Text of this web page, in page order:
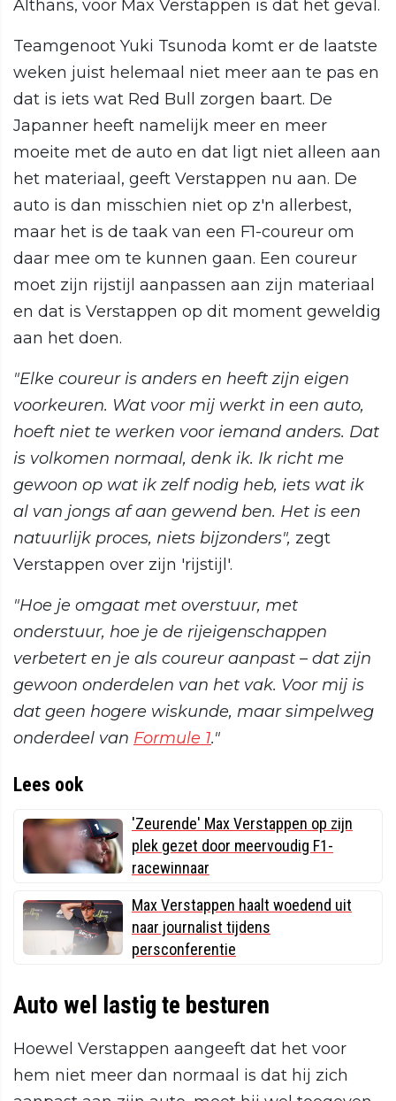
Althans, voor Max Verstappen is dat het geval.
Teamgenoot Yuki Tsunoda komt er de laatste
weken juist helemaal niet meer aan te pas en
dat is iets wat Red Bull zorgen baart. De
Japanner heeft namelijk meer en meer
moeite met de auto en dat ligt niet alleen aan
het materiaal, geeft Verstappen nu aan. De
auto is dan misschien niet op z'n allerbest,
maar het is de taak van een F1-coureur om
daar mee om te kunnen gaan. Een coureur
moet zijn rijstijl aanpassen aan zijn materiaal
en dat is Verstappen op dit moment geweldig
aan het doen.
"Elke coureur is anders en heeft zijn eigen
voorkeuren. Wat voor mij werkt in een auto,
hoeft niet te werken voor iemand anders. Dat
is volkomen normaal, denk ik. Ik richt me
gewoon op wat ik zelf nodig heb, iets wat ik
al van jongs af aan gewend ben. Het is een
natuurlijk proces, niets bijzonders", zegt
Verstappen over zijn 'rijstijl'.
"Hoe je omgaat met overstuur, met
onderstuur, hoe je de rijeigenschappen
verbetert en je als coureur aanpast – dat zijn
gewoon onderdelen van het vak. Voor mij is
dat geen hogere wiskunde, maar simpelweg
onderdeel van Formule 1."
Lees ook
'Zeurende' Max Verstappen op zijn
plek gezet door meervoudig F1-
racewinnaar
Max Verstappen haalt woedend uit
naar journalist tijdens
persconferentie
Auto wel lastig te besturen
Hoewel Verstappen aangeeft dat het voor
hem niet meer dan normaal is dat hij zich